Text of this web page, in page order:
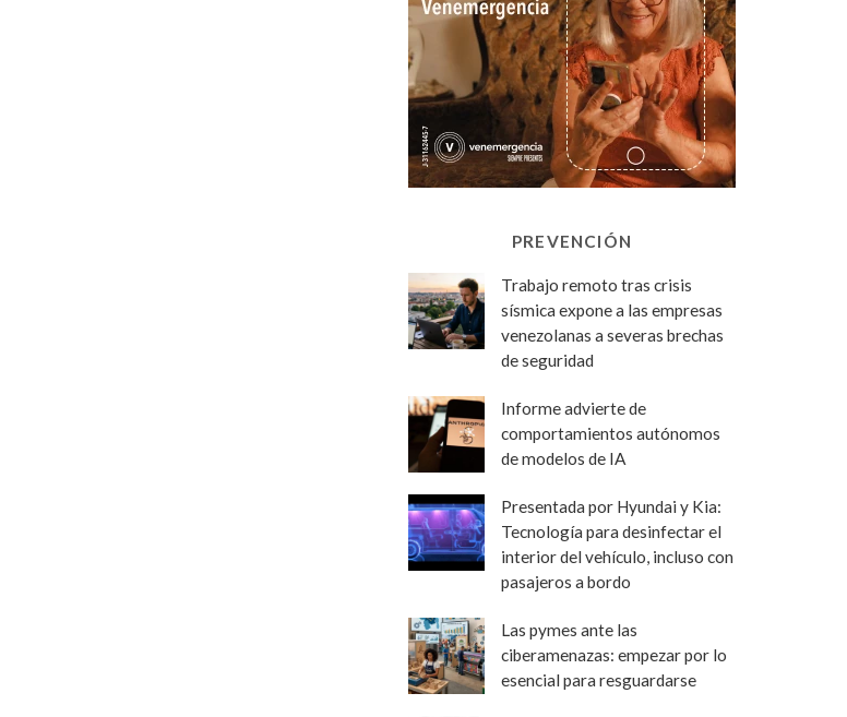
PREVENCIÓN
Trabajo remoto tras crisis
sísmica expone a las empresas
venezolanas a severas brechas
de seguridad
Informe advierte de
comportamientos autónomos
de modelos de IA
Presentada por Hyundai y Kia:
Tecnología para desinfectar el
interior del vehículo, incluso con
pasajeros a bordo
Las pymes ante las
ciberamenazas: empezar por lo
esencial para resguardarse